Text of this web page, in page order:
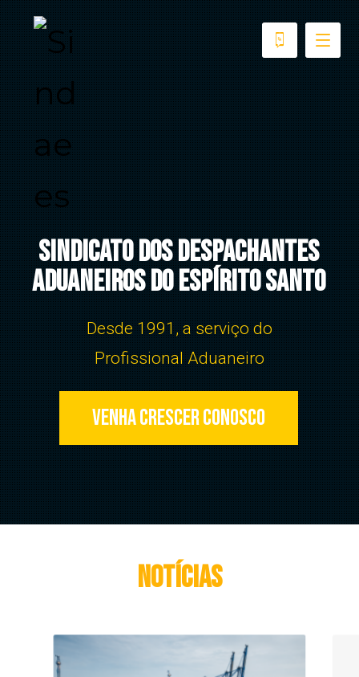
Sindicato dos Despachantes
Aduaneiros do Espírito Santo
Desde 1991, a serviço do
Profissional Aduaneiro
Venha crescer conosco
NOTÍCIAS